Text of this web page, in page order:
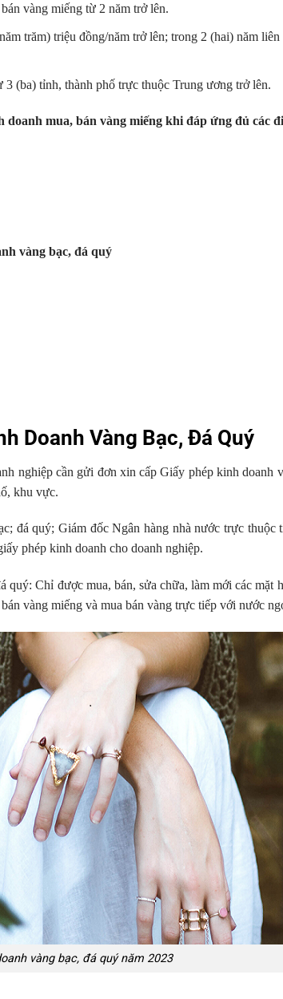
vàng miếng từ 2 năm trở lên.
trăm) triệu đồng/năm trở lên; trong 2 (hai) năm liên
(ba) tỉnh, thành phố trực thuộc Trung ương trở lên.
mua, bán vàng miếng khi đáp ứng đủ các
vàng bạc, đá quý
Doanh Vàng Bạc, Đá Quý
nghiệp cần gửi đơn xin cấp Giấy phép kinh doanh
khu vực.
đá quý; Giám đốc Ngân hàng nhà nước trực thuộc
phép kinh doanh cho doanh nghiệp.
quý: Chỉ được mua, bán, sửa chữa, làm mới các mặt
vàng miếng và mua bán vàng trực tiếp với nước
vàng bạc, đá quý năm 2023